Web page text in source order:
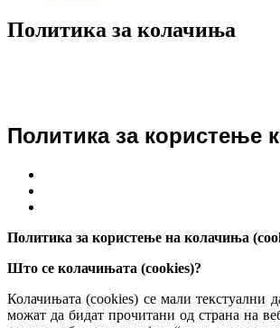
Политика за колачиња
Политика за користење
Политика за користење на колачиња
Што се колачињата (cookies)?
Колачињата (cookies) се мали текстуални
можат да бидат прочитани од страна на